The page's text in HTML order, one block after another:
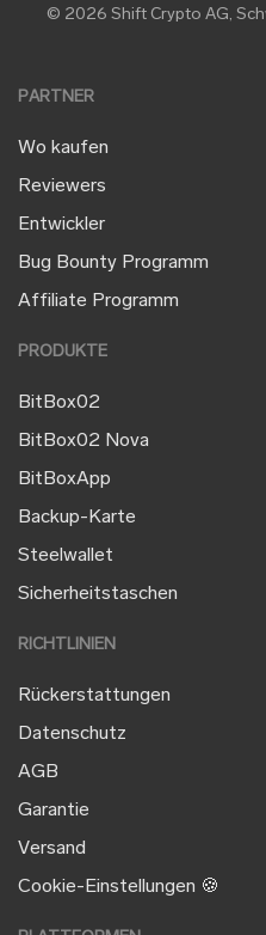
© 2026 Shift Crypto AG,
PARTNER
Wo kaufen
Reviewers
Entwickler
Bug Bounty Programm
Affiliate Programm
PRODUKTE
BitBox02
BitBox02 Nova
BitBoxApp
Backup-Karte
Steelwallet
Sicherheitstaschen
RICHTLINIEN
Rückerstattungen
Datenschutz
AGB
Garantie
Versand
Cookie-Einstellungen 🍪